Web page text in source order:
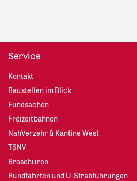
Service
Kontakt
Baustellen im Blick
Fundsachen
Freizeitbahnen
NahVerzehr & Kantine West
TSNV
Broschüren
Rundfahrten und U-Strabführungen